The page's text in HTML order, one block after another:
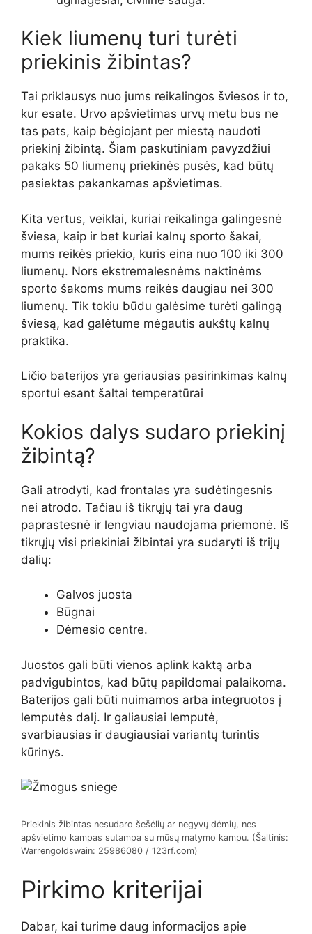
Kiek liumenų turi turėti
priekinis žibintas?
Tai priklausys nuo jums reikalingos šviesos ir to,
kur esate. Urvo apšvietimas urvų metu bus ne
tas pats, kaip bėgiojant per miestą naudoti
priekinį žibintą. Šiam paskutiniam pavyzdžiui
pakaks 50 liumenų priekinės pusės, kad būtų
pasiektas pakankamas apšvietimas.
Kita vertus, veiklai, kuriai reikalinga galingesnė
šviesa, kaip ir bet kuriai kalnų sporto šakai,
mums reikės priekio, kuris eina nuo 100 iki 300
liumenų. Nors ekstremalesnėms naktinėms
sporto šakoms mums reikės daugiau nei 300
liumenų. Tik tokiu būdu galėsime turėti galingą
šviesą, kad galėtume mėgautis aukštų kalnų
praktika.
Ličio baterijos yra geriausias pasirinkimas kalnų
sportui esant šaltai temperatūrai
Kokios dalys sudaro priekinį
žibintą?
Gali atrodyti, kad frontalas yra sudėtingesnis
nei atrodo. Tačiau iš tikrųjų tai yra daug
paprastesnė ir lengviau naudojama priemonė. Iš
tikrųjų visi priekiniai žibintai yra sudaryti iš trijų
dalių:
Galvos juosta
Būgnai
Dėmesio centre.
Juostos gali būti vienos aplink kaktą arba
padvigubintos, kad būtų papildomai palaikoma.
Baterijos gali būti nuimamos arba integruotos į
lemputės dalį. Ir galiausiai lemputė,
svarbiausias ir daugiausiai variantų turintis
kūrinys.
Priekinis žibintas nesudaro šešėlių ar negyvų dėmių, nes
apšvietimo kampas sutampa su mūsų matymo kampu. (Šaltinis:
Warrengoldswain: 25986080 / 123rf.com)
Pirkimo kriterijai
Dabar, kai turime daug informacijos apie